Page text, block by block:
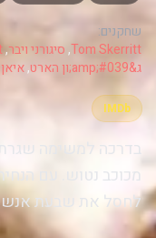
שחקנים:
Tom Skerritt
,סיגורני ויבר,
ג&amp;#039;ון הארט
,
IMDb
בדרכה למשימה
מכוכב נטוש. עם
לחסל את שבעת